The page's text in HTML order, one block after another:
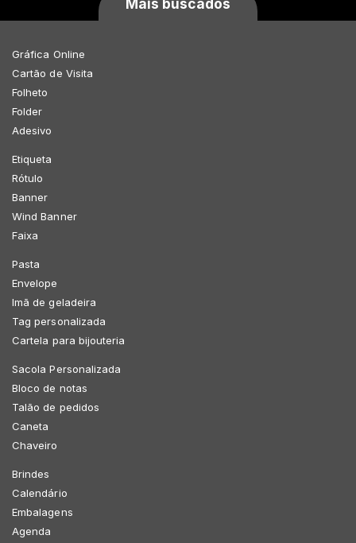
Mais buscados
Gráfica Online
Cartão de Visita
Folheto
Folder
Adesivo
Etiqueta
Rótulo
Banner
Wind Banner
Faixa
Pasta
Envelope
Imã de geladeira
Tag personalizada
Cartela para bijouteria
Sacola Personalizada
Bloco de notas
Talão de pedidos
Caneta
Chaveiro
Brindes
Calendário
Embalagens
Agenda